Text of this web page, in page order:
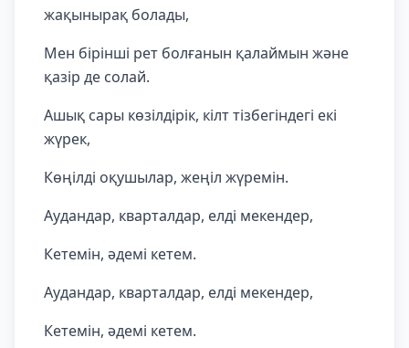
жақынырақ болады,
Мен бірінші рет болғанын қалаймын және
қазір де солай.
Ашық сары көзілдірік, кілт тізбегіндегі екі
жүрек,
Көңілді оқушылар, жеңіл жүремін.
Аудандар, кварталдар, елді мекендер,
Кетемін, әдемі кетем.
Аудандар, кварталдар, елді мекендер,
Кетемін, әдемі кетем.